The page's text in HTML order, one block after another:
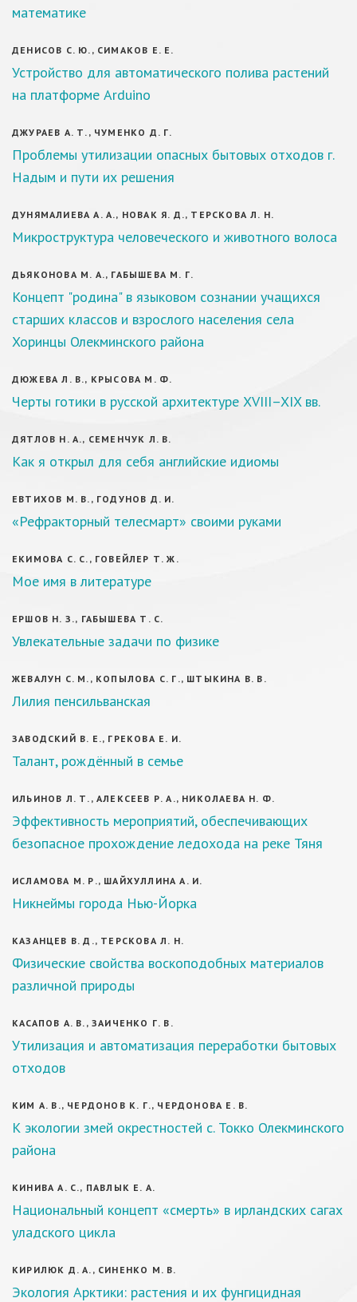
математике
ДЕНИСОВ С. Ю., СИМАКОВ Е. Е.
Устройство для автоматического полива растений
на платформе Arduino
ДЖУРАЕВ А. Т., ЧУМЕНКО Д. Г.
Проблемы утилизации опасных бытовых отходов г.
Надым и пути их решения
ДУНЯМАЛИЕВА А. А., НОВАК Я. Д., ТЕРСКОВА Л. Н.
Микроструктура человеческого и животного волоса
ДЬЯКОНОВА М. А., ГАБЫШЕВА М. Г.
Концепт "родина" в языковом сознании учащихся
старших классов и взрослого населения села
Хоринцы Олекминского района
ДЮЖЕВА Л. В., КРЫСОВА М. Ф.
Черты готики в русской архитектуре XVIII–XIX вв.
ДЯТЛОВ Н. А., СЕМЕНЧУК Л. В.
Как я открыл для себя английские идиомы
ЕВТИХОВ М. В., ГОДУНОВ Д. И.
«Рефракторный телесмарт» своими руками
ЕКИМОВА С. С., ГОВЕЙЛЕР Т. Ж.
Мое имя в литературе
ЕРШОВ Н. З., ГАБЫШЕВА Т. С.
Увлекательные задачи по физике
ЖЕВАЛУН С. М., КОПЫЛОВА С. Г., ШТЫКИНА В. В.
Лилия пенсильванская
ЗАВОДСКИЙ В. Е., ГРЕКОВА Е. И.
Талант, рождённый в семье
ИЛЬИНОВ Л. Т., АЛЕКСЕЕВ Р. А., НИКОЛАЕВА Н. Ф.
Эффективность мероприятий, обеспечивающих
безопасное прохождение ледохода на реке Тяня
ИСЛАМОВА М. Р., ШАЙХУЛЛИНА А. И.
Никнеймы города Нью-Йорка
КАЗАНЦЕВ В. Д., ТЕРСКОВА Л. Н.
Физические свойства воскоподобных материалов
различной природы
КАСАПОВ А. В., ЗАИЧЕНКО Г. В.
Утилизация и автоматизация переработки бытовых
отходов
КИМ А. В., ЧЕРДОНОВ К. Г., ЧЕРДОНОВА Е. В.
К экологии змей окрестностей с. Токко Олекминского
района
КИНИВА А. С., ПАВЛЫК Е. А.
Национальный концепт «смерть» в ирландских сагах
уладского цикла
КИРИЛЮК Д. А., СИНЕНКО М. В.
Экология Арктики: растения и их фунгицидная